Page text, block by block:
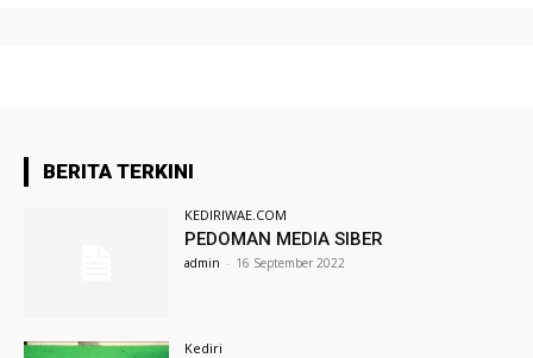
BERITA TERKINI
KEDIRIWAE.COM
PEDOMAN MEDIA SIBER
admin - 16 September 2022
Kediri